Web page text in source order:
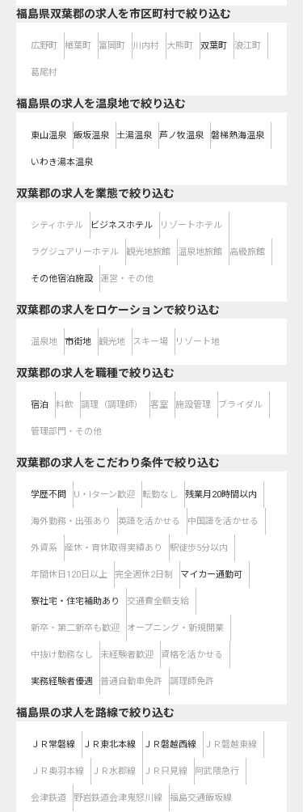
福島県双葉郡の求人を市区町村で絞り込む
広野町 楢葉町 富岡町 川内村 大熊町 双葉町 浪江町
葛尾村
福島県の求人を温泉地で絞り込む
東山温泉 飯坂温泉 土湯温泉 芦ノ牧温泉 磐梯熱海温泉
いわき湯本温泉
双葉郡の求人を業態で絞り込む
シティホテル ビジネスホテル リゾートホテル
ラグジュアリーホテル 観光地旅館 温泉地旅館 高級旅館
その他宿泊施設 運営・その他
双葉郡の求人をロケーションで絞り込む
温泉地 市街地 観光地 スキー場 リゾート地
双葉郡の求人を職種で絞り込む
宿泊 料飲 調理（調理師） 客室 施設管理 ブライダル
管理部門・その他
双葉郡の求人をこだわり条件で絞り込む
学歴不問 U・Iターン歓迎 転勤なし 残業月20時間以内
海外勤務・出張あり 英語を活かせる 中国語を活かせる
外資系 産休・育休取得実績あり 駅徒歩5分以内
年間休日120日以上 完全週休2日制 マイカー通勤可
寮社宅・住宅補助あり 交通費全額支給
新卒・第二新卒も歓迎 オープニング・新規開業
中抜け勤務なし 未経験者歓迎 資格を活かせる
実務経験者優遇 普通自動車免許 調理師免許
福島県の求人を路線で絞り込む
ＪＲ常磐線 ＪＲ東北本線 ＪＲ磐越西線 ＪＲ磐越東線
ＪＲ奥羽本線 ＪＲ水郡線 ＪＲ只見線 阿武隈急行
会津鉄道 野岩鉄道会津鬼怒川線 福島交通飯坂線